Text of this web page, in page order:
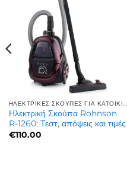
ΗΛΕΚΤΡΙΚΈΣ ΣΚΟΎΠΕΣ ΓΙΑ ΚΑΤΟΙΚΊΔΙΑ | ΓΙΑ ΤΡΊΧΕΣ ΚΑΤΟΙΚΙΔΊΩΝ
Ηλεκτρική Σκούπα Rohnson
R-1260: Τεστ, απόψεις και τιμές
€110.00